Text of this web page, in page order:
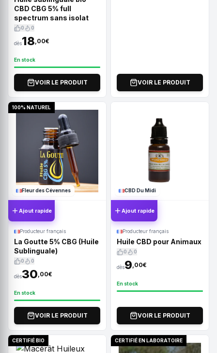
CBD CBG 5% full
spectrum sans isolat
0 0
dès18,00€
En stock
VOIR LE PRODUIT VOIR LE PRODUIT
100% NATUREL
Fleur des Cévennes
Ajout rapide
Producteur français
La Goutte 5% CBG (Huile
Sublinguale)
0 0
dès30,00€
En stock
VOIR LE PRODUIT
CBD Du Midi
Ajout rapide
Producteur français
Huile CBD pour Animaux
0 0
dès9,00€
En stock
VOIR LE PRODUIT
CERTIFIÉ BIO CERTIFIÉ EN LABORATOIRE